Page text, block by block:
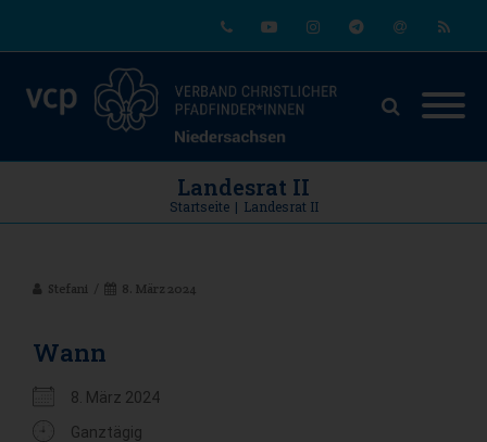
Landesrat II
Startseite | Landesrat II
Stefani 8. März 2024
Wann
8. März 2024
Ganztägig